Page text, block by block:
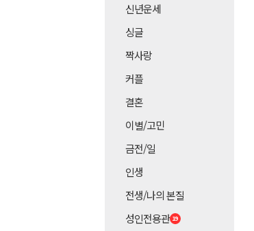
신년운세
싱글
짝사랑
커플
결혼
이별/고민
금전/일
인생
전생/나의 본질
성인전용관